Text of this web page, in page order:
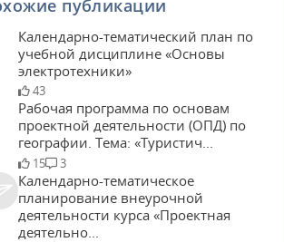
публикации
Календарно-тематический план по
учебной дисциплине «Основы
электротехники»
43
Рабочая программа по основам
проектной деятельности (ОПД) по
географии. Тема: «Туристич...
15 3
Календарно-тематическое
планирование внеурочной
деятельности курса «Проектная
деятельно...